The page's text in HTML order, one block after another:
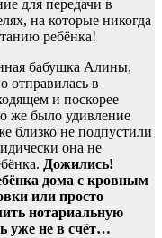
для передачи в
на которые никогда
ребёнка!
бабушка Алины,
отправилась в
и поскорее
же было удивление
близко не подпустили
она не
Дожились!
дома с кровным
или просто
нотариальную
уже не в счёт…